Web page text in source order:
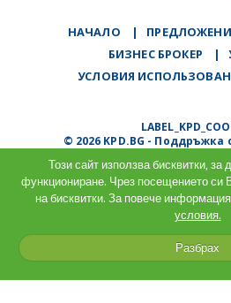
НАЧАЛО |
БИЗНЕС БРОКЕР
|
УСЛОВИЯ
© 2026 KPD.BG - Поддръжка
Този сайт използва бисквитки, за
функциониране. Чрез посещението си
на бисквитки. За повече
условия.
Разбрах